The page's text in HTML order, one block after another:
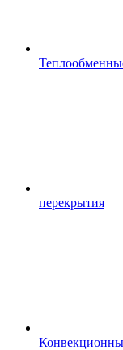
перекрытия